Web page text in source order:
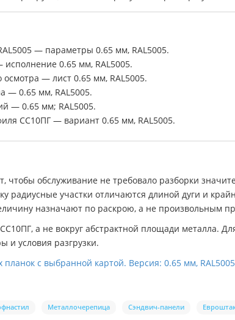
— параметры 0.65 мм, RAL5005.
0.65 мм, RAL5005.
— лист 0.65 мм, RAL5005.
— 0.65 мм, RAL5005.
— 0.65 мм; RAL5005.
СС10ПГ — вариант 0.65 мм, RAL5005.
обслуживание не требовало разборки
радиусные участки отличаются длиной дуги и
назначают по раскрою, а не произвольным
а не вокруг абстрактной площади металла.
и условия разгрузки.
с выбранной картой. Версия: 0.65 мм,
Металлочерепица Сэндвич-панели